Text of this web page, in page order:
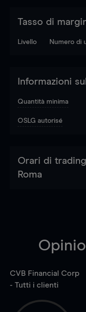
Tasso di
Livello Numero di
Informazioni
Quantità minima
OSLG autorisé
Orari di
Roma
CVB Financial Corp
- Tutti i clienti